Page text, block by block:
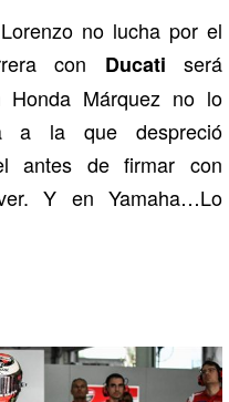
no lucha por el
con Ducati será
Márquez no lo
a la que despreció
antes de firmar con
Y en Yamaha…Lo